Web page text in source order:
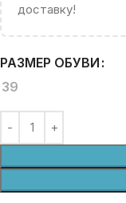
доставку!
РАЗМЕР ОБУВИ
39